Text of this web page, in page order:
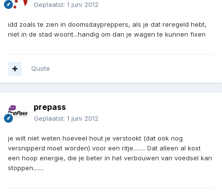
Geplaatst: 1 juni 2012
idd zoals te zien in doomsdaypreppers, als je dat reregeld hebt,
niet in de stad woont...handig om dan je wagen te kunnen fixen
Quote
prepass
Geplaatst: 1 juni 2012
je wilt niet weten hoeveel hout je verstookt (dat ook nog
versnipperd moet worden) voor een ritje........ Dat alleen al kost
een hoop energie, die je beter in het verbouwen van voedsel kan
stoppen.......